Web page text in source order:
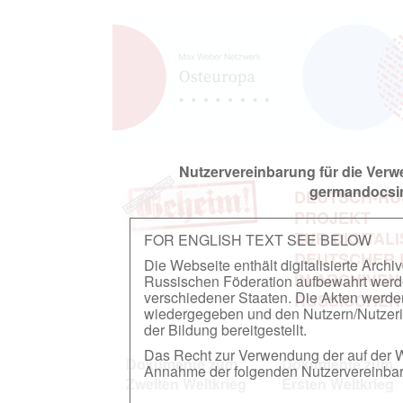
Nutzervereinbarung für die
FOR ENGLISH TEXT SEE BELOW
Die Webseite enthält digitalisierte
Russischen Föderation aufbewahrt
verschiedener Staaten. Die Akten
wiedergegeben und den Nutzern/
der Bildung bereitgestellt.
Das Recht zur Verwendung der auf der
Annahme der folgenden
DEUTSCH-
PROJEKT
ZUR
DEUTSCHER
IN
Dokumente zum
Zweiten Weltkrieg
Dokumente zum
Ersten Weltkrieg